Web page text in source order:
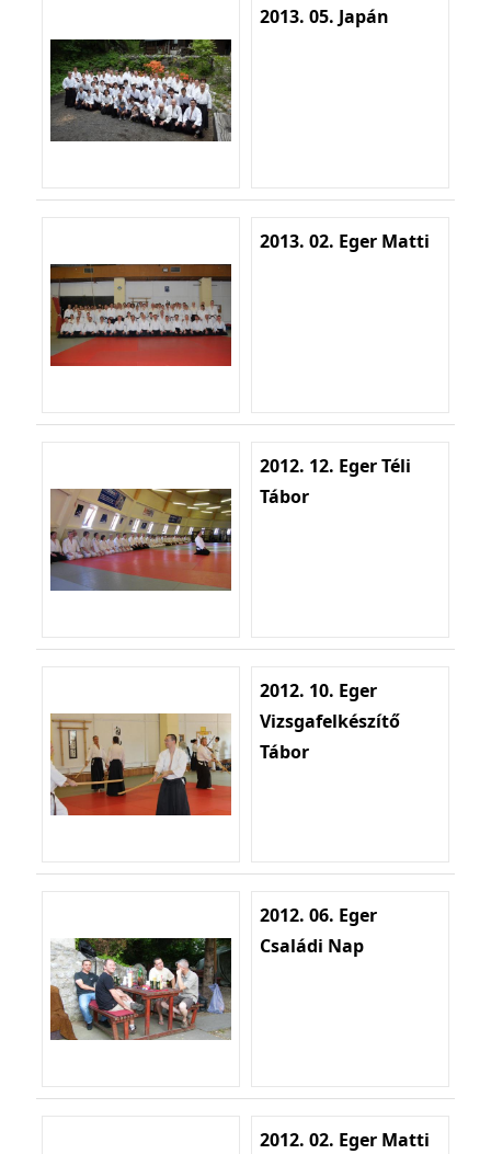
2013. 05. Japán
2013. 02. Eger Matti
2012. 12. Eger Téli
Tábor
2012. 10. Eger
Vizsgafelkészítő
Tábor
2012. 06. Eger
Családi Nap
2012. 02. Eger Matti